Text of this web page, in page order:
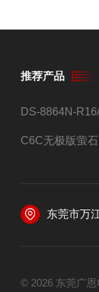
推荐产品
东莞市万
© 2026 东莞广